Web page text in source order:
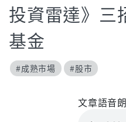
投資雷達》三
基金
#成熟市場 #股市
文章語音